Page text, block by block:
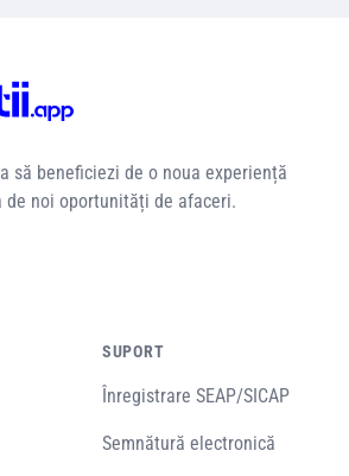
să beneficiezi de o noua experiență
de noi oportunități de afaceri.
SUPORT
Înregistrare SEAP/SICAP
Semnătură electronică